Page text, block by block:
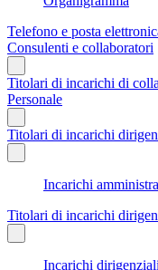
Telefono e posta
Consulenti e collaboratori
Titolari di incarichi di
Personale
Titolari di incarichi
Incarichi
Titolari di incarichi
Incarichi